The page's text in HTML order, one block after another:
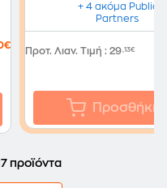
+ 4 ακόμα Public
Partners
Προτ. Λιαν. Τιμή : 29,13€
Προσθήκη
προϊόντα